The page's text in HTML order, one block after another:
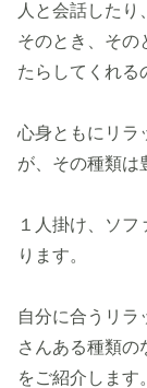
人と会話したり
そのとき、その
たらしてくれる
心身ともにリラ
が、その種類は
１人掛け、ソ
ります。
自分に合うリラ
さんある種類の
をご紹介します。